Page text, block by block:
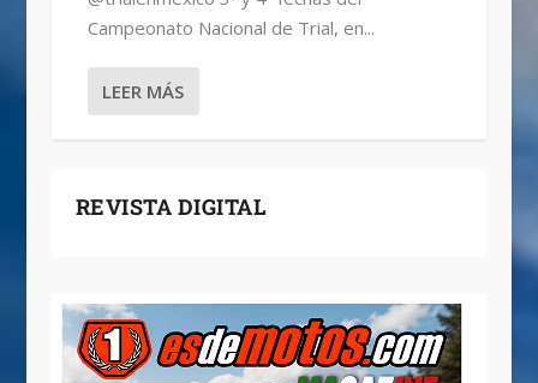
Campeonato Nacional de Trial, en...
LEER MÁS
REVISTA DIGITAL